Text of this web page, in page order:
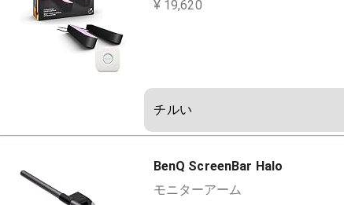
¥ 19,620
チルい
BenQ ScreenBar Halo
モニターアーム